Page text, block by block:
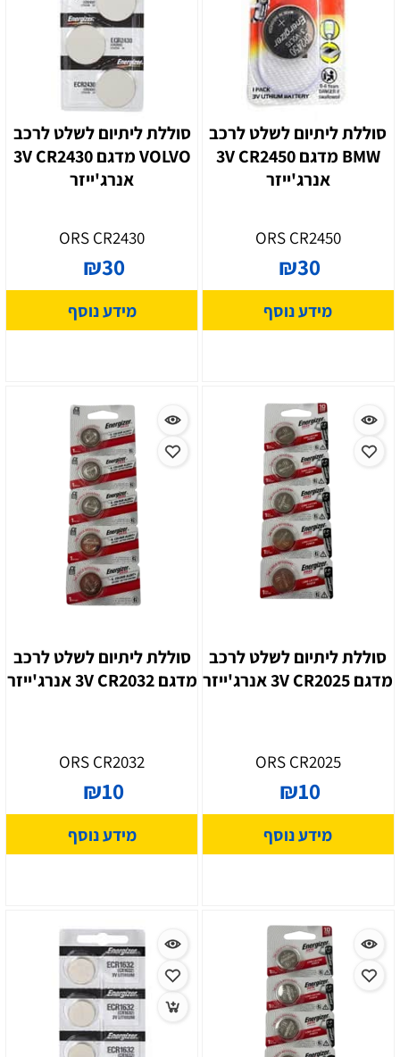
סוללת ליתיום לשלט לרכב
BMW מדגם CR2450 ‏3V
אנרג'ייזר
ORS CR2450
₪30
מידע נוסף
סוללת ליתיום לשלט לרכב
VOLVO מדגם CR2430‏ 3V
אנרג'ייזר
ORS CR2430
₪30
מידע נוסף
סוללת ליתיום לשלט לרכב
מדגם CR2025 ‏3V אנרג'ייזר
ORS CR2025
₪10
מידע נוסף
סוללת ליתיום לשלט לרכב
מדגם CR2032 ‏3V אנרג'ייזר
ORS CR2032
₪10
מידע נוסף